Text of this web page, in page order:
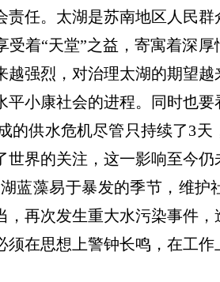
。太湖是苏南地区人民群
着“天堂”之益，寄寓着深
强烈，对治理太湖的期望
小康社会的进程。同时也
供水危机尽管只持续了3天
界的关注，这一影响至今
蓝藻易于暴发的季节，维护
再次发生重大水污染事件
在思想上警钟长鸣，在工